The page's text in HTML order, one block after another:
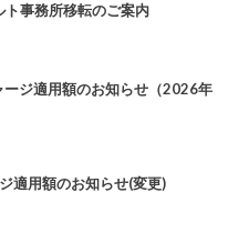
ト事務所移転のご案内
ジ適用額のお知らせ（2026年
適用額のお知らせ(変更)